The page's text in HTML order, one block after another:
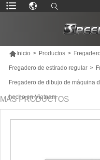
Inicio > Productos >
Fregadero de estirado regular >
Fregadero de dibujo de máquina
hecho en Vietnam
MÁS PRODUCTOS